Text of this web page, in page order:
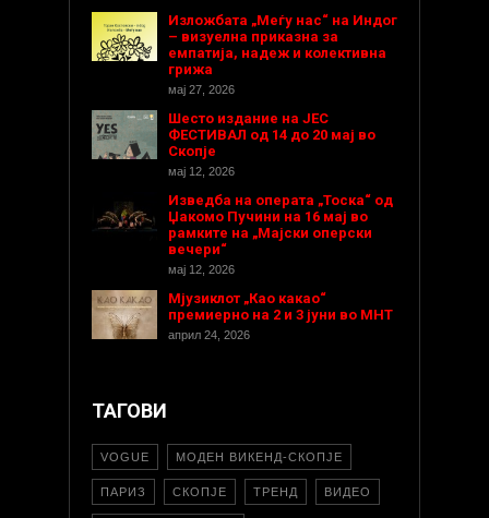
Изложбата „Меѓу нас“ на Индог
– визуелна приказна за
емпатија, надеж и колективна
грижа
мај 27, 2026
Шесто издание на ЈЕС
ФЕСТИВАЛ од 14 до 20 мај во
Скопје
мај 12, 2026
Изведба на операта „Тоска“ од
Џакомо Пучини на 16 мај во
рамките на „Мајски оперски
вечери“
мај 12, 2026
Мјузиклот „Као какао“
премиерно на 2 и 3 јуни во МНТ
април 24, 2026
ТАГОВИ
VOGUE МОДЕН ВИКЕНД-СКОПЈЕ
ПАРИЗ СКОПЈЕ ТРЕНД ВИДЕО